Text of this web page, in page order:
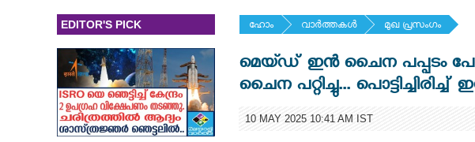
EDITOR'S PICK ഹോം വാര്‍ത്തകള്‍ മുഖ പ്രസംഗം
മെയ്ഡ് ഇൻ ചൈന പപ്പടം
ചൈന പറ്റിച്ചു... പൊട്ടിച്ചിരിച്ച്
10 MAY 2025 10:41 AM IST